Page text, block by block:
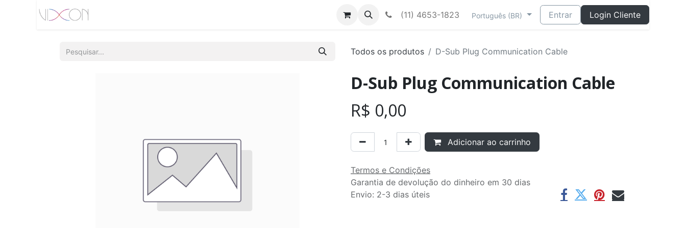
(11) 4653-1823 Português (BR) Entrar Login Cliente
Todos os produtos D-Sub Plug Communication Cable
D-Sub Plug Communication Cable
R$ 0,00
Adicionar ao carrinho
Termos e Condições
Garantia de devolução do dinheiro em 30 dias
Envio: 2-3 dias úteis